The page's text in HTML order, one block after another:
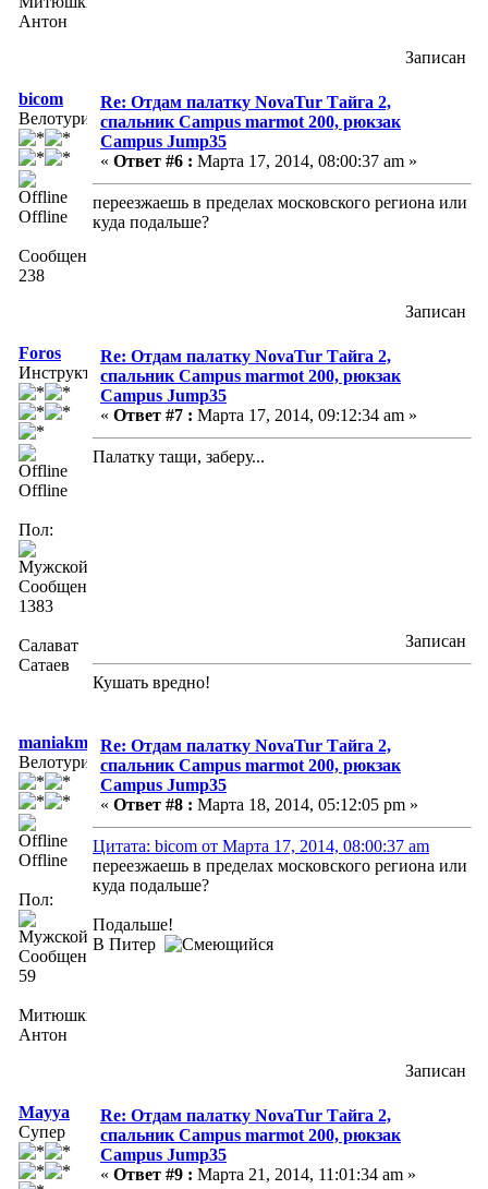
Антон
Записан
bicom
Велотурист
Offline
Сообщений:
238
Re: Отдам палатку NovaTur Тайга 2,
спальник Campus marmot 200, рюкзак
Campus Jump35
« Ответ #6 : Марта 17, 2014, 08:00:37 am »
переезжаешь в пределах московского региона или
куда подальше?
Записан
Foros
Инструктор
Offline
Пол:
Сообщений:
1383
Салават
Сатаев
Re: Отдам палатку NovaTur Тайга 2,
спальник Campus marmot 200, рюкзак
Campus Jump35
« Ответ #7 : Марта 17, 2014, 09:12:34 am »
Палатку тащи, заберу...
Записан
Кушать вредно!
maniakmtb
Велотурист
Offline
Пол:
Сообщений:
59
Митюшкин
Антон
Re: Отдам палатку NovaTur Тайга 2,
спальник Campus marmot 200, рюкзак
Campus Jump35
« Ответ #8 : Марта 18, 2014, 05:12:05 pm »
Цитата: bicom от Марта 17, 2014, 08:00:37 am
переезжаешь в пределах московского региона или
куда подальше?
Подальше!
В Питер
Записан
Mayya
Супер
Re: Отдам палатку NovaTur Тайга 2,
спальник Campus marmot 200, рюкзак
Campus Jump35
« Ответ #9 : Марта 21, 2014, 11:01:34 am »